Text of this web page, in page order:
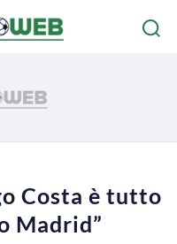
Costa è tutto
Madrid”